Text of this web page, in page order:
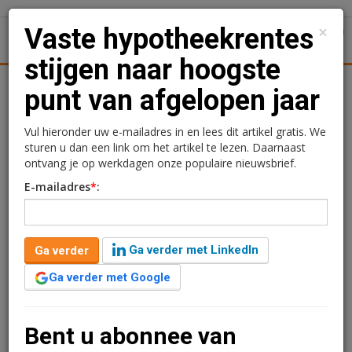
Uitgelicht Achtergronden Woningmarkt
Vaste hypotheekrentes
stijgen naar hoogste punt
van afgelopen jaar
Redactie
26 mei 2026 om 09:16
2 maanden geleden aangepast
1 minuut leestijd
De vaste hypotheekrentes stijgen naar het hoogste
×
Vaste hypotheekrentes
stijgen naar hoogste
punt van afgelopen jaar
Vul hieronder uw e-mailadres in en lees dit artikel gratis. We
sturen u dan een link om het artikel te lezen. Daarnaast
ontvang je op werkdagen onze populaire nieuwsbrief.
E-mailadres*:
Ga verder
Ga verder met LinkedIn
Ga verder met Google
Bent u abonnee van